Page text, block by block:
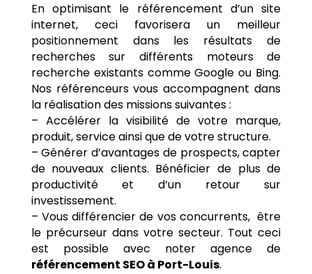
En optimisant le référencement d’un site
internet, ceci favorisera un meilleur
positionnement dans les résultats de
recherches sur différents moteurs de
recherche existants comme Google ou Bing.
Nos référenceurs vous accompagnent dans
la réalisation des missions suivantes :
– Accélérer la visibilité de votre marque,
produit, service ainsi que de votre structure.
– Générer d’avantages de prospects, capter
de nouveaux clients. Bénéficier de plus de
productivité et d’un retour sur
investissement.
– Vous différencier de vos concurrents, être
le précurseur dans votre secteur. Tout ceci
est possible avec noter agence de
référencement SEO à Port-Louis.